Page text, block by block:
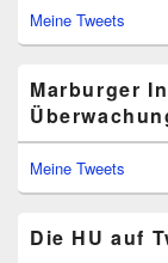
Meine Tweets
Marburger
Meine Tweets
Die HU auf